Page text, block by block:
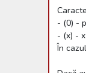
- (0) -
- (x) -
În